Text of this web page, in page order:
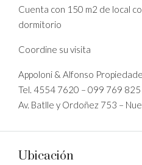
Cuenta con 150 m2 de local
dormitorio
Coordine su visita
Appoloni & Alfonso
Tel. 4554 7620 – 099 769 825
Av. Batlle y Ordoñez 753 –
Ubicación